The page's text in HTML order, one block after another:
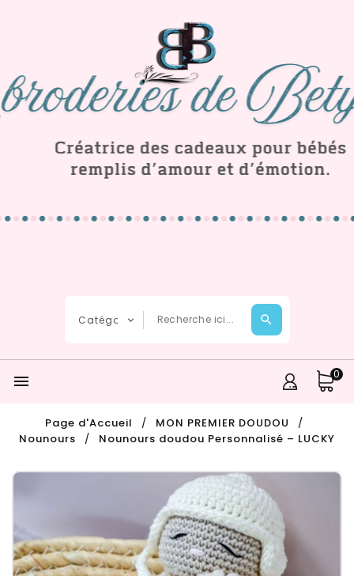
 0
Page d'Accueil
MON PREMIER DOUDOU
Nounours
Nounours doudou Personnalisé – LUCKY